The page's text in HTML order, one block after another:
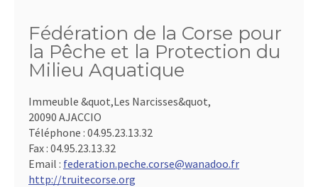
Fédération de la Corse pour
la Pêche et la Protection du
Milieu Aquatique
Immeuble &quot,Les Narcisses&quot,
20090 AJACCIO
Téléphone : 04.95.23.13.32
Fax : 04.95.23.13.32
Email : federation.peche.corse@wanadoo.fr
http://truitecorse.org